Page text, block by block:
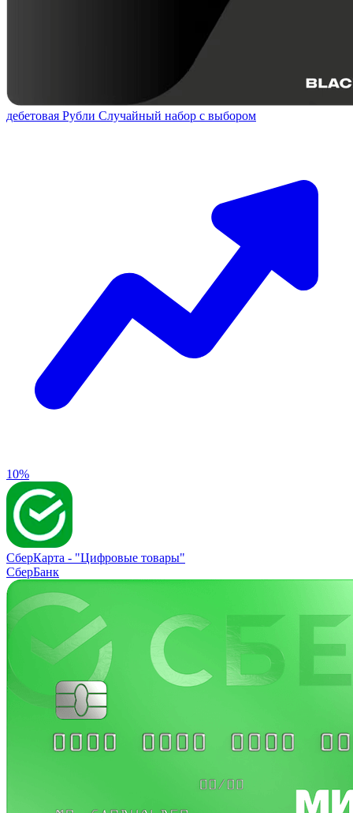
дебетовая Рубли Случайный набор с выбором
10%
СберКарта - "Цифровые товары"
СберБанк